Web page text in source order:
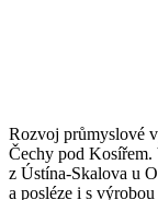
Rozvoj průmyslové
Čechy pod Kosířem.
z Ústína-Skalova u
a posléze i s